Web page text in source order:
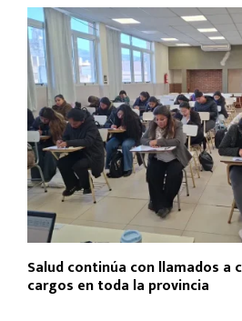
Salud continúa con llamados a
cargos en toda la provincia